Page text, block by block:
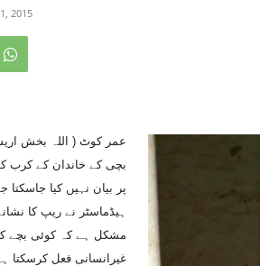
2015
بچی کے خاندان کے کرب
پر بیان نہیں کیا
ہیڈماسٹر نے ریپ کا
مشکل ہے کہ کوئی بچے
غیرانسانی فعل کرسکتا